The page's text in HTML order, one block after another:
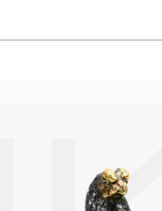
или замшевой салфеткой.